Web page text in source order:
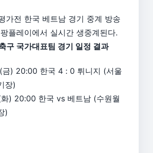
가전 한국 베트남 경기 중계 방송
플레이에서 실시간 생중계된다.
구 국가대표팀 경기 일정 결과
금) 20:00 한국 4 : 0 튀니지 (서울
장)
화) 20:00 한국 vs 베트남 (수원월
)